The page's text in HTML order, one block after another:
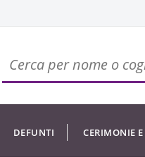
DEFUNTI CERIMONIE